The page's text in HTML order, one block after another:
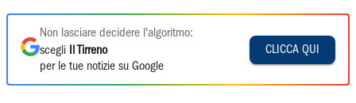
Non lasciare decidere l'algoritmo:
scegli
Il Tirreno
per le tue notizie su Google
CLICCA QUI